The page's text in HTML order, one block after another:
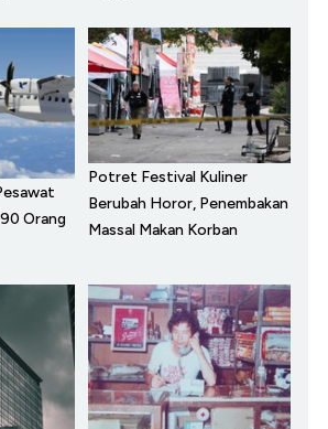
Orang
Potret Festival Kuliner
Berubah Horor, Penembakan
Massal Makan Korban